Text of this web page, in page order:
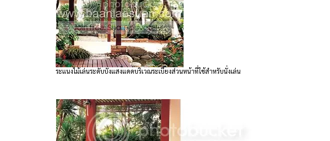
ระแนงไม้เล่นระดับบังแสงแดดบริเวณระเบียงส่วนหน้าที่ใช้สำหรับนั่งเล่น